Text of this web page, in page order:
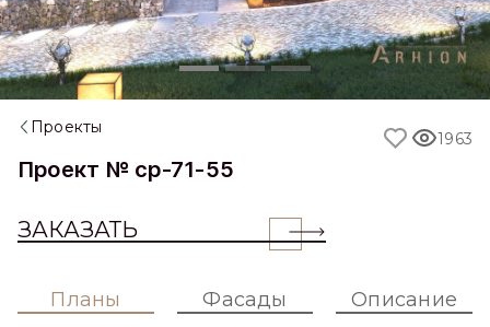
Проекты
Проект № cp-71-55
ЗАКАЗАТЬ
1963
Планы Фасады Описание